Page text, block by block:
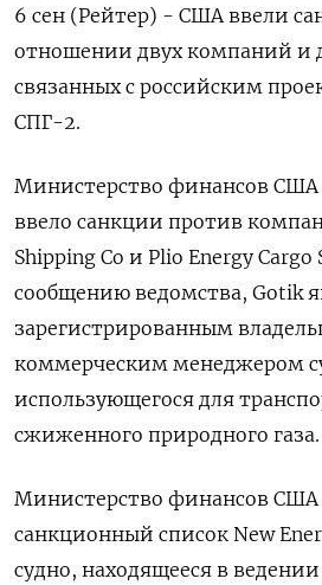
6 сен (Рейтер) - США ввели
отношении двух компаний и
связанных с российским
СПГ-2.
Министерство финансов США
ввело санкции против
Shipping Co и Plio Energy Cargo
сообщению ведомства, Gotik
зарегистрированным
коммерческим менеджером
использующегося для
сжиженного природного газа.
Министерство финансов США
санкционный список New
судно, находящееся в